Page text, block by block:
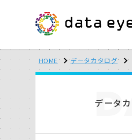
HOME データカタログ
データ